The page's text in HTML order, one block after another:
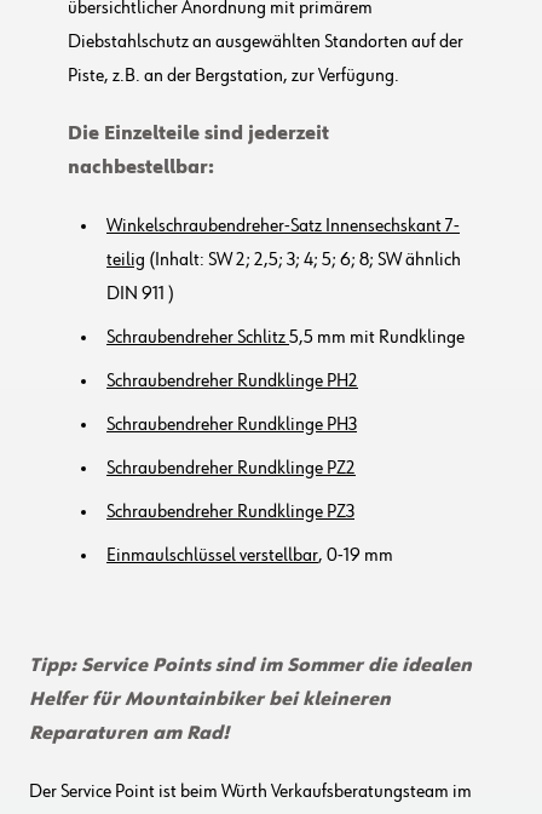
übersichtlicher Anordnung mit primärem
Diebstahlschutz an ausgewählten Standorten auf der
Piste, z.B. an der Bergstation, zur Verfügung.
Die Einzelteile sind jederzeit
nachbestellbar:
Winkelschraubendreher-Satz Innensechskant 7-
teilig (Inhalt: SW 2; 2,5; 3; 4; 5; 6; 8; SW ähnlich
DIN 911 )
Schraubendreher Schlitz5,5 mm mit Rundklinge
Schraubendreher Rundklinge PH2
Schraubendreher Rundklinge PH3
Schraubendreher Rundklinge PZ2
Schraubendreher Rundklinge PZ3
Einmaulschlüssel verstellbar, 0-19 mm
Tipp: Service Points sind im Sommer die idealen
Helfer für Mountainbiker bei kleineren
Reparaturen am Rad!
Der Service Point ist beim Würth Verkaufsberatungsteam im